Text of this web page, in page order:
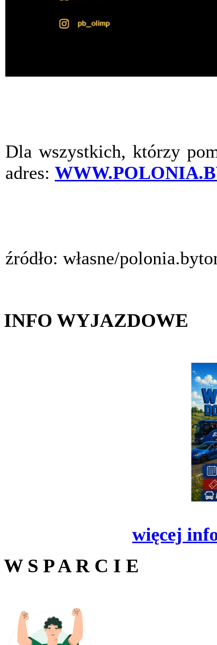
Dla wszystkich, którzy
adres:
źródło: własne/
INFO WYJAZDOWE
więcej
W S P A R C I E